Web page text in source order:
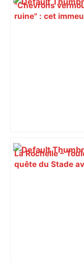
"Chevrons
ruine" : cet
La Rochelle –
quête du Stade